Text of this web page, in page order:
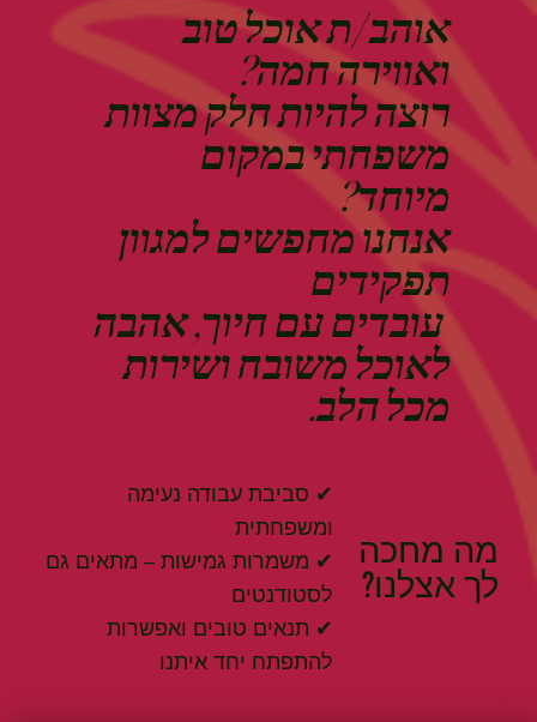
אוהב/ת אוכל טוב
ואווירה חמה?
רוצה להיות חלק מצוות
משפחתי במקום
מיוחד?
אנחנו מחפשים למגוון
תפקידים
עובדים עם חיוך, אהבה
לאוכל משובח ושירות
מכל הלב.
✔ סביבת עבודה נעימה
ומשפחתית
✔ משמרות גמישות – מתאים גם
לסטודנטים
✔ תנאים טובים ואפשרות
להתפתח יחד איתנו
מה מחכה
לך אצלנו?